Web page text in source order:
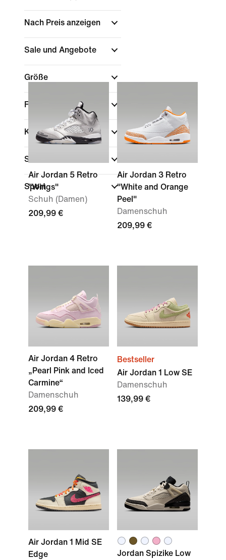
Nach Preis anzeigen
Sale und Angebote
Größe
Farbe
Kollektionen
Schuhhöhe
Sport
Air Jordan 5 Retro
"Wings"
Schuh (Damen)
209,99 €
Air Jordan 3 Retro
"White and Orange
Peel"
Damenschuh
209,99 €
Air Jordan 4 Retro
„Pearl Pink and Iced
Carmine“
Damenschuh
209,99 €
Bestseller
Air Jordan 1 Low SE
Damenschuh
139,99 €
Air Jordan 1 Mid SE
Edge
Jordan Spizike Low